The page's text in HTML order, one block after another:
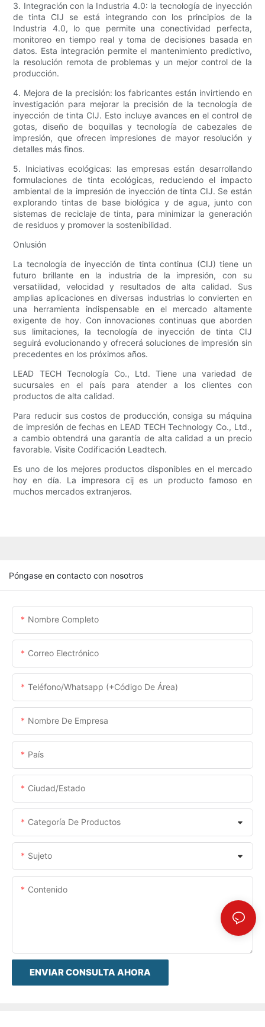
3. Integración con la Industria 4.0: la tecnología de inyección
de tinta CIJ se está integrando con los principios de la
Industria 4.0, lo que permite una conectividad perfecta,
monitoreo en tiempo real y toma de decisiones basada en
datos. Esta integración permite el mantenimiento predictivo,
la resolución remota de problemas y un mejor control de la
producción.
4. Mejora de la precisión: los fabricantes están invirtiendo en
investigación para mejorar la precisión de la tecnología de
inyección de tinta CIJ. Esto incluye avances en el control de
gotas, diseño de boquillas y tecnología de cabezales de
impresión, que ofrecen impresiones de mayor resolución y
detalles más finos.
5. Iniciativas ecológicas: las empresas están desarrollando
formulaciones de tinta ecológicas, reduciendo el impacto
ambiental de la impresión de inyección de tinta CIJ. Se están
explorando tintas de base biológica y de agua, junto con
sistemas de reciclaje de tinta, para minimizar la generación
de residuos y promover la sostenibilidad.
Onlusión
La tecnología de inyección de tinta continua (CIJ) tiene un
futuro brillante en la industria de la impresión, con su
versatilidad, velocidad y resultados de alta calidad. Sus
amplias aplicaciones en diversas industrias lo convierten en
una herramienta indispensable en el mercado altamente
exigente de hoy. Con innovaciones continuas que aborden
sus limitaciones, la tecnología de inyección de tinta CIJ
seguirá evolucionando y ofrecerá soluciones de impresión sin
precedentes en los próximos años.
LEAD TECH Tecnología Co., Ltd. Tiene una variedad de
sucursales en el país para atender a los clientes con
productos de alta calidad.
Para reducir sus costos de producción, consiga su máquina
de impresión de fechas en LEAD TECH Technology Co., Ltd.,
a cambio obtendrá una garantía de alta calidad a un precio
favorable. Visite Codificación Leadtech.
Es uno de los mejores productos disponibles en el mercado
hoy en día. La impresora cij es un producto famoso en
muchos mercados extranjeros.
Póngase en contacto con nosotros
Nombre Completo
Correo Electrónico
Teléfono/whatsapp (+código De Área)
Nombre De Empresa
País
Ciudad/estado
Categoría De Productos
Sujeto
Contenido
ENVIAR CONSULTA AHORA